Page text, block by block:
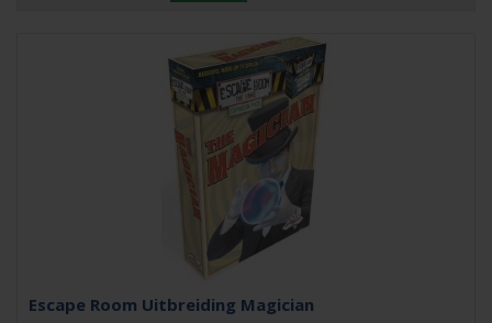
Escape Room Uitbreiding Magician